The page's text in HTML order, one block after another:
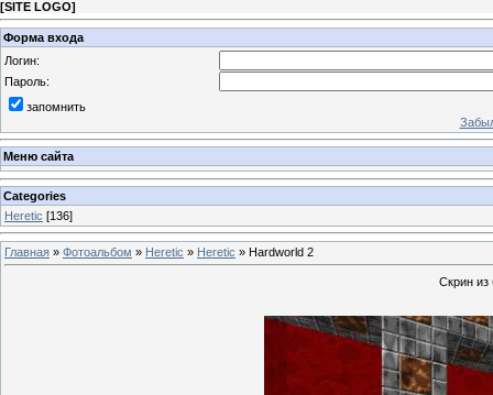
[SITE LOGO]
Форма входа
Логин:
Пароль:
запомнить
Меню сайта
Categories
Heretic [136]
Главная » Фотоальбом » Heretic » Heretic » Hardworld 2
Скрин из